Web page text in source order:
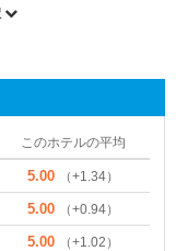
このホテルの平均
5.00 （+1.34）
5.00 （+0.94）
5.00 （+1.02）